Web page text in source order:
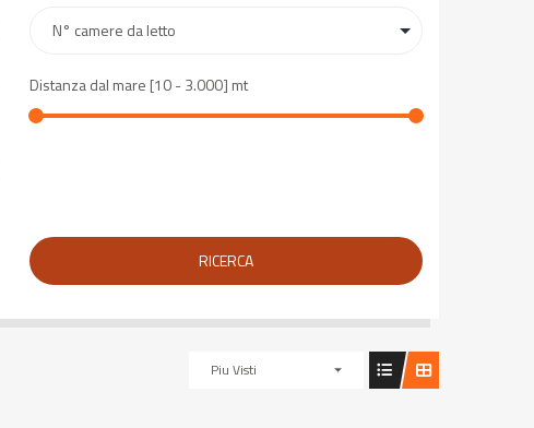
Distanza dal mare [10-3.000] mt
RICERCA
Piu Visti